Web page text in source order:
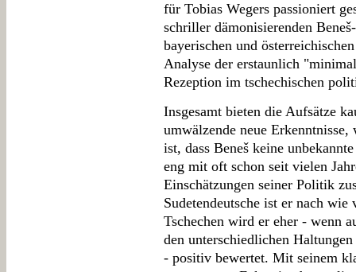
für Tobias Wegers passioniert
schriller dämonisierenden
bayerischen und
Analyse der erstaunlich
Rezeption im tschechischen
Insgesamt bieten die Aufsätze
umwälzende neue
ist, dass Beneš keine
eng mit oft schon seit vielen
Einschätzungen seiner Politik
Sudetendeutsche ist er nach
Tschechen wird er eher - wenn
den unterschiedlichen
- positiv bewertet. Mit seinem